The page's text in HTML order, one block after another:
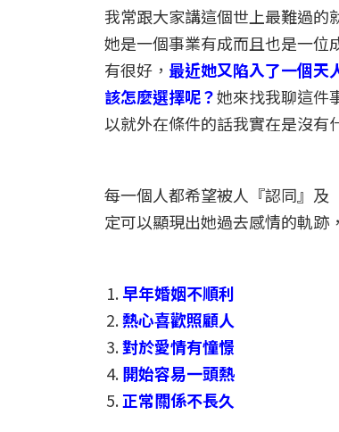
我常跟大家講這個世上最難過的
她是一個事業有成而且也是一位
有很好， 最近她又陷入了一個天
該怎麼選擇呢？她來找我聊這件
以就外在條件的話我實在是沒有
每一個人都希望被人『認同』及
定可以顯現出她過去感情的軌跡
早年婚姻不順利
熱心喜歡照顧人
對於愛情有憧憬
開始容易一頭熱
正常關係不長久